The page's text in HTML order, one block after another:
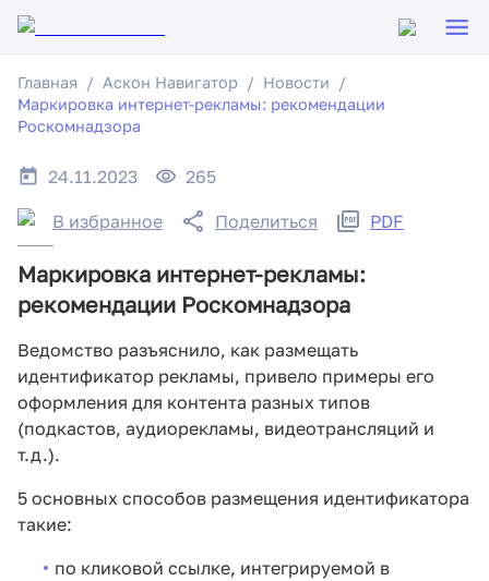
Главная Аскон Навигатор
Новости
Маркировка интернет-рекламы: рекомендации
Роскомнадзора
24.11.2023 265
В избранное Поделиться PDF
Маркировка интернет-рекламы:
рекомендации Роскомнадзора
Ведомство разъяснило, как размещать
идентификатор рекламы, привело примеры его
оформления для контента разных типов
(подкастов, аудиорекламы, видеотрансляций и
т.д.).
5 основных способов размещения идентификатора
такие:
по кликовой ссылке, интегрируемой в